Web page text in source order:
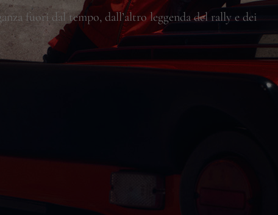
fuori dal tempo, dall’altro leggenda del rally e dei